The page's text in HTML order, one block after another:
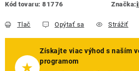
Kód tovaru: 81776 Značka:
Tlač Opýtať sa Strážiť
★
Získajte viac výhod s naším
programom